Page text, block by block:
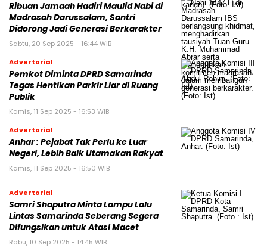
Ribuan Jamaah Hadiri Maulid Nabi di
Madrasah Darussalam, Santri
Didorong Jadi Generasi Berkarakter
Sabtu, 20 Sep 2025 - 16:44 WIB
Advertorial
Pemkot Diminta DPRD Samarinda
Tegas Hentikan Parkir Liar di Ruang
Publik
Kamis, 11 Sep 2025 - 16:53 WIB
Advertorial
Anhar : Pejabat Tak Perlu ke Luar
Negeri, Lebih Baik Utamakan Rakyat
Kamis, 11 Sep 2025 - 16:50 WIB
Advertorial
Samri Shaputra Minta Lampu Lalu
Lintas Samarinda Seberang Segera
Difungsikan untuk Atasi Macet
Rabu, 10 Sep 2025 - 14:45 WIB